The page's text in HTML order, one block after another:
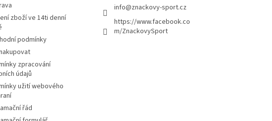
zboží ve 14ti denní
podmínky
zpracování
údajů
užití webového
řád
info@znackovy-sport.cz
https://www.facebook.co
m/ZnackovySport